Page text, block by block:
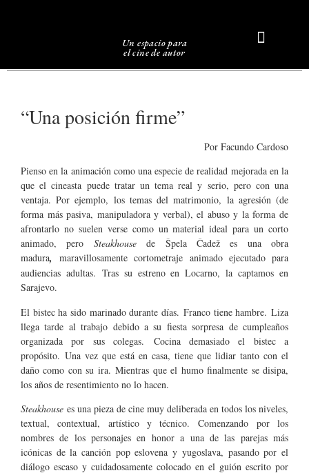
Un espacio para
el cine de autor
“Una posición firme”
Por Facundo Cardoso
Pienso en la animación como una especie de realidad mejorada en la
que el cineasta puede tratar un tema real y serio, pero con una
ventaja. Por ejemplo, los temas del matrimonio, la agresión (de
forma más pasiva, manipuladora y verbal), el abuso y la forma de
afrontarlo no suelen verse como un material ideal para un corto
animado, pero Steakhousede Špela Čadež es una obra
madura,
maravillosamente cortometraje animado ejecutado para
audiencias adultas. Tras su estreno en Locarno, la captamos en
Sarajevo.
El bistec ha sido marinado durante días. Franco tiene hambre. Liza
llega tarde al trabajo debido a su fiesta sorpresa de cumpleaños
organizada por sus colegas. Cocina demasiado el bistec a
propósito. Una vez que está en casa, tiene que lidiar tanto con el
daño como con su ira. Mientras que el humo finalmente se disipa,
los años de resentimiento no lo hacen.
Steakhouse es una pieza de cine muy deliberada en todos los niveles,
textual, contextual, artístico y técnico. Comenzando por los
nombres de los personajes en honor a una de las parejas más
icónicas de la canción pop eslovena y yugoslava, pasando por el
diálogo escaso y cuidadosamente colocado en el guión escrito por